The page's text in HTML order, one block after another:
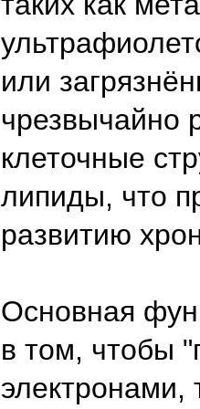
или
чрезвычайно
клеточные
липиды, что
развитию
Основная
в том, чтобы